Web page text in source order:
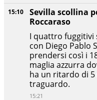
15:10
Sevilla scollina
Roccaraso
I quattro fuggitivi
con Diego Pablo
prendersi così i
maglia azzurra
ha un ritardo di 5
traguardo.
15:21